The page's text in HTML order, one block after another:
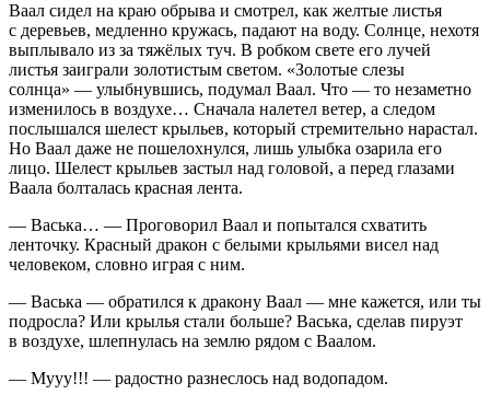
Ваал сидел на краю обрыва и смотрел, как желтые листья
с деревьев, медленно кружась, падают на воду. Солнце, нехотя
выплывало из за тяжёлых туч. В робком свете его лучей
листья заиграли золотистым светом. «Золотые слезы
солнца» — улыбнувшись, подумал Ваал. Что — то незаметно
изменилось в воздухе… Сначала налетел ветер, а следом
послышался шелест крыльев, который стремительно нарастал.
Но Ваал даже не пошелохнулся, лишь улыбка озарила его
лицо. Шелест крыльев застыл над головой, а перед глазами
Ваала болталась красная лента.
— Васька… — Проговорил Ваал и попытался схватить
ленточку. Красный дракон с белыми крыльями висел над
человеком, словно играя с ним.
— Васька — обратился к дракону Ваал — мне кажется, или ты
подросла? Или крылья стали больше? Васька, сделав пируэт
в воздухе, шлепнулась на землю рядом с Ваалом.
— Мууу!!! — радостно разнеслось над водопадом.